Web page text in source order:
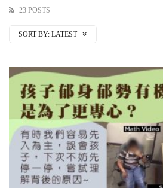
23 POSTS
SORT BY: LATEST